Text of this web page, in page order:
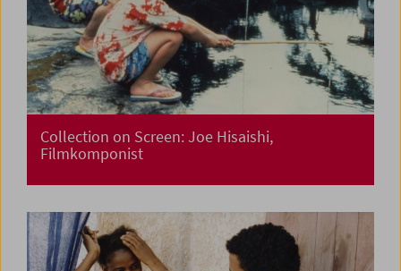
Collection on Screen: Joe Hisaishi,
Filmkomponist